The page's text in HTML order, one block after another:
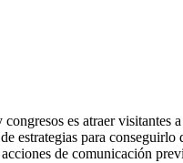
es atraer visitantes
estrategias para conseguirlo
de comunicación